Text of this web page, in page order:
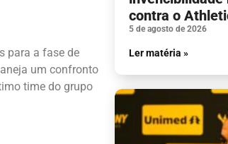
para a fase de
um confronto
time do grupo
contra o
5 de agosto de 2026
Ler matéria »